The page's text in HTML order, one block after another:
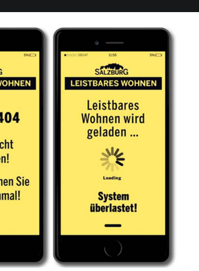
Downloads International